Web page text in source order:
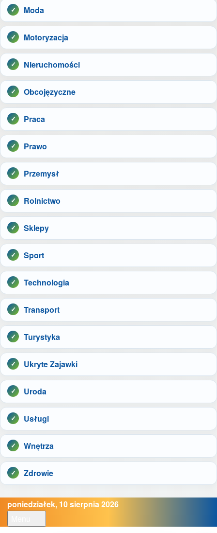
Moda
Motoryzacja
Nieruchomości
Obcojęzyczne
Praca
Prawo
Przemysł
Rolnictwo
Sklepy
Sport
Technologia
Transport
Turystyka
Ukryte Zajawki
Uroda
Usługi
Wnętrza
Zdrowie
poniedziałek, 10 sierpnia 2026